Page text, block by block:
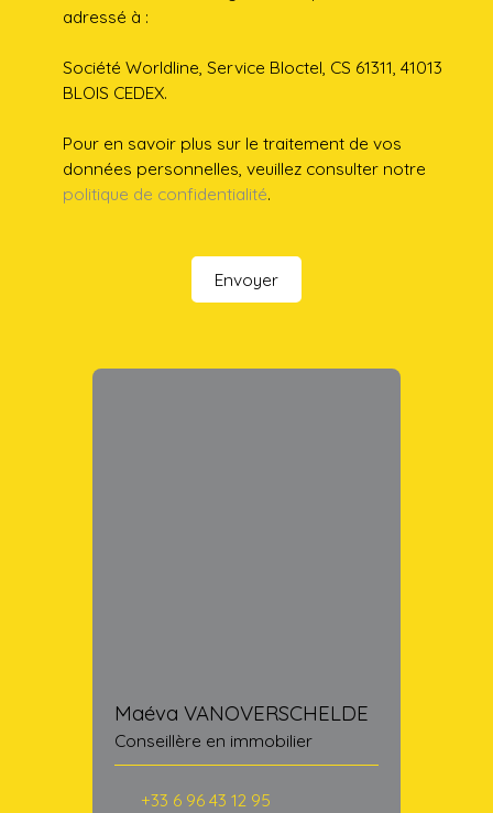
adressé à :
Société Worldline, Service Bloctel, CS 61311, 41013
BLOIS CEDEX.
Pour en savoir plus sur le traitement de vos
données personnelles, veuillez consulter notre
politique de confidentialité.
Envoyer
Maéva VANOVERSCHELDE
Conseillère en immobilier
+33 6 96 43 12 95